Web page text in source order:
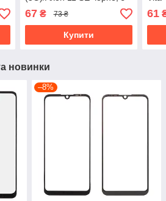
олеофобним покриттям,
загартоване
67₴ 73 ₴
Купити
61
новинки
–8%